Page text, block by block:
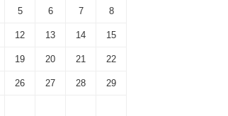
5 6 7 8
12 13 14 15
19 20 21 22
26 27 28 29